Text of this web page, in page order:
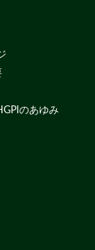
のあゆみ